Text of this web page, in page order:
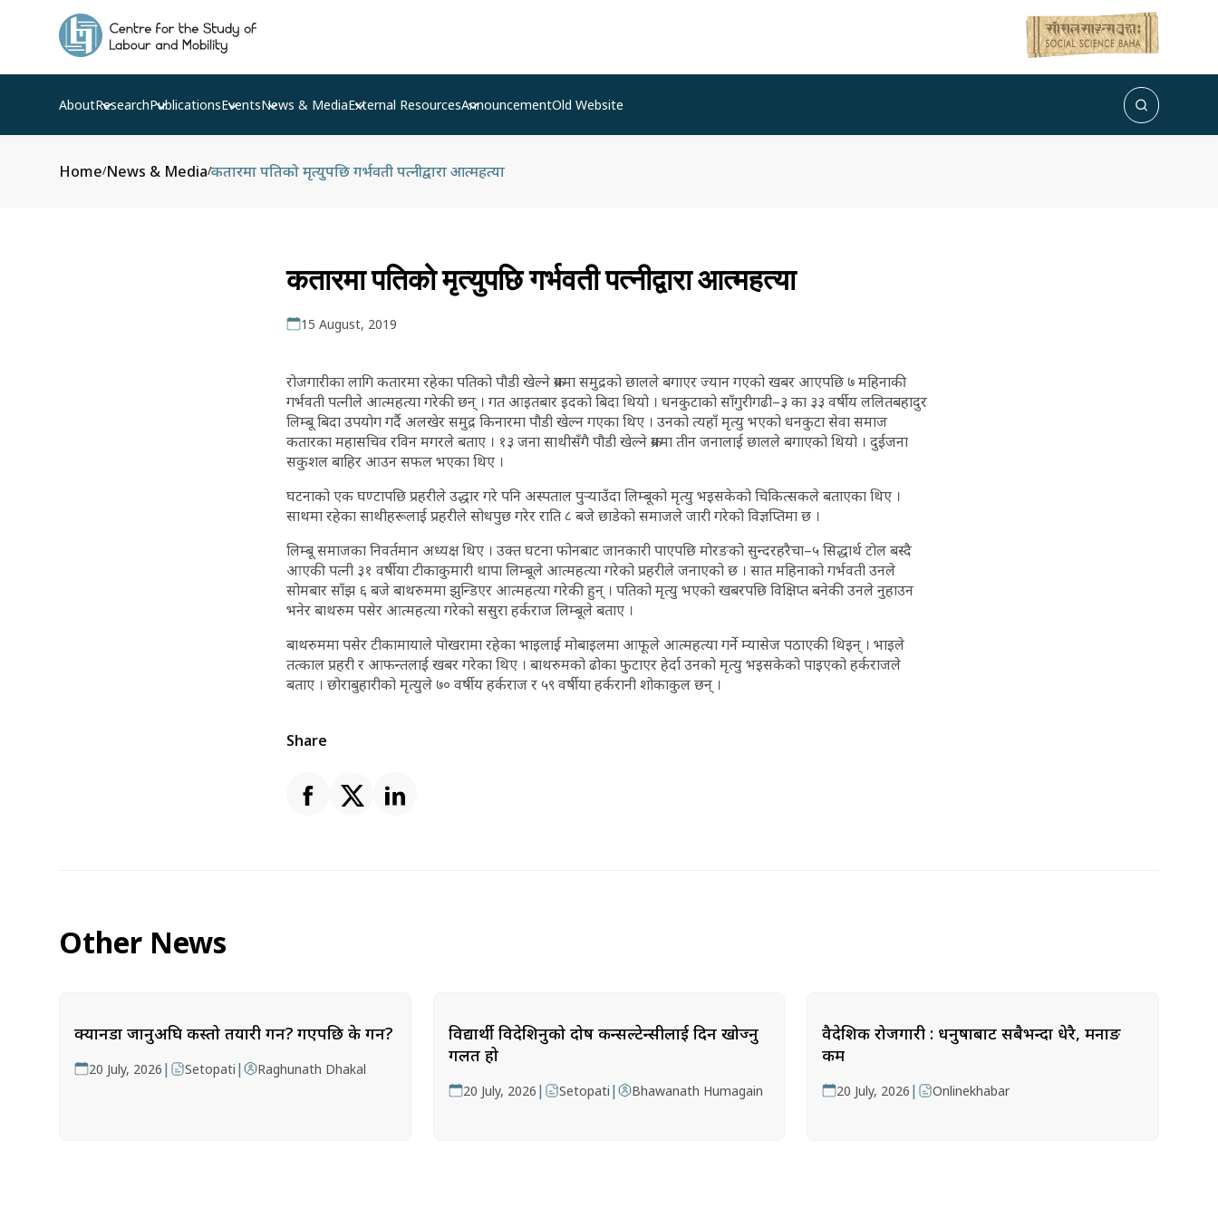
AboutResearchPublicationsEventsNews & MediaExternal ResourcesAnnouncementOld Website
Home/News & Media/कतारमा पतिको मृत्युपछि गर्भवती पत्नीद्वारा आत्महत्या
कतारमा पतिको मृत्युपछि गर्भवती पत्नीद्वारा आत्महत्या
15 August, 2019
रोजगारीका लागि कतारमा रहेका पतिको पौडी खेल्ने क्रममा समुद्रको छालले बगाएर ज्यान गएको खबर आएपछि ७ महिनाकी
गर्भवती पत्नीले आत्महत्या गरेकी छन् । गत आइतबार इदको बिदा थियो । धनकुटाको साँगुरीगढी–३ का ३३ वर्षीय ललितबहादुर
लिम्बू बिदा उपयोग गर्दै अलखेर समुद्र किनारमा पौडी खेल्न गएका थिए । उनको त्यहाँ मृत्यु भएको धनकुटा सेवा समाज
कतारका महासचिव रविन मगरले बताए । १३ जना साथीसँगै पौडी खेल्ने क्रममा तीन जनालाई छालले बगाएको थियो । दुईजना
सकुशल बाहिर आउन सफल भएका थिए ।
घटनाको एक घण्टापछि प्रहरीले उद्धार गरे पनि अस्पताल पुर्‍याउँदा लिम्बूको मृत्यु भइसकेको चिकित्सकले बताएका थिए ।
साथमा रहेका साथीहरूलाई प्रहरीले सोधपुछ गरेर राति ८ बजे छाडेको समाजले जारी गरेको विज्ञप्तिमा छ ।
लिम्बू समाजका निवर्तमान अध्यक्ष थिए । उक्त घटना फोनबाट जानकारी पाएपछि मोरङको सुन्दरहरैचा–५ सिद्धार्थ टोल बस्दै
आएकी पत्नी ३१ वर्षीया टीकाकुमारी थापा लिम्बूले आत्महत्या गरेको प्रहरीले जनाएको छ । सात महिनाको गर्भवती उनले
सोमबार साँझ ६ बजे बाथरुममा झुन्डिएर आत्महत्या गरेकी हुन् । पतिको मृत्यु भएको खबरपछि विक्षिप्त बनेकी उनले नुहाउन
भनेर बाथरुम पसेर आत्महत्या गरेको ससुरा हर्कराज लिम्बूले बताए ।
बाथरुममा पसेर टीकामायाले पोखरामा रहेका भाइलाई मोबाइलमा आफूले आत्महत्या गर्ने म्यासेज पठाएकी थिइन् । भाइले
तत्काल प्रहरी र आफन्तलाई खबर गरेका थिए । बाथरुमको ढोका फुटाएर हेर्दा उनको मृत्यु भइसकेको पाइएको हर्कराजले
बताए । छोराबुहारीको मृत्युले ७० वर्षीय हर्कराज र ५९ वर्षीया हर्करानी शोकाकुल छन् ।
Share
Other News
क्यानडा जानुअघि कस्तो तयारी गर्ने? गएपछि के गर्ने?
20 July, 2026 | Setopati | Raghunath Dhakal
विद्यार्थी विदेशिनुको दोष कन्सल्टेन्सीलाई दिन खोज्नु
गलत हो
20 July, 2026 | Setopati | Bhawanath Humagain
वैदेशिक रोजगारी : धनुषाबाट सबैभन्दा धेरै, मनाङ
कम
20 July, 2026 | Onlinekhabar